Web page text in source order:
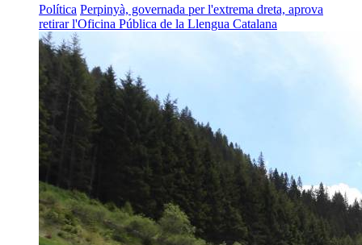
Política Perpinyà, governada per l'extrema dreta, aprova
retirar l'Oficina Pública de la Llengua Catalana